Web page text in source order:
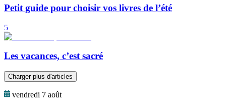
Petit guide pour choisir vos livres de l’été
5
Les vacances, c’est sacré
Charger plus d'articles
vendredi 7 août